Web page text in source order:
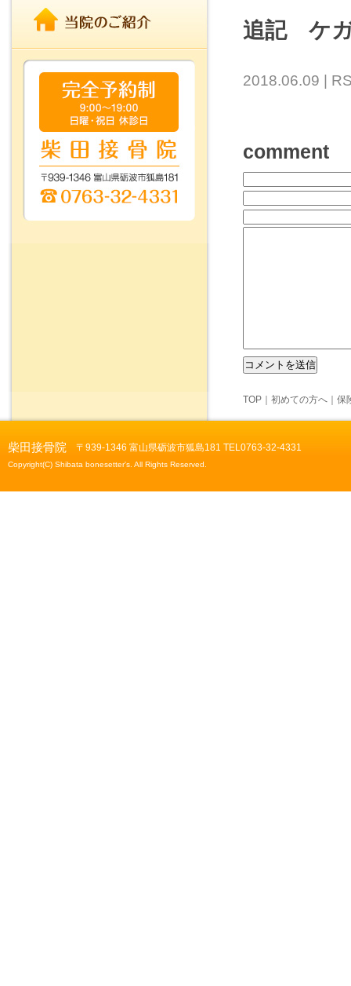
追記 ケガ
2018.06.09 |
comment
TOP 初めての方へ 保
柴田接骨院 〒939-1346 富山県砺波市狐島181 TEL0763-32-4331
Copyright(C) Shibata bonesetter's. All Rights Reserved.